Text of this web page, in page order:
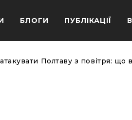
БЛОГИ ПУБЛІКАЦІЇ
Полтаву з повітря: що